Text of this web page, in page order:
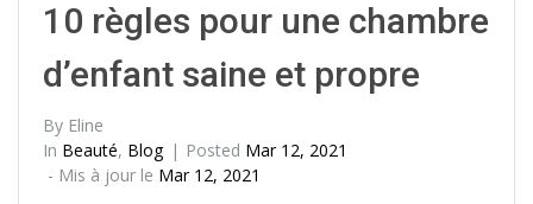
10 règles pour une chambre
d’enfant saine et propre
By Eline
In Beauté, Blog Posted Mar 12, 2021
- Mis à jour le Mar 12, 2021